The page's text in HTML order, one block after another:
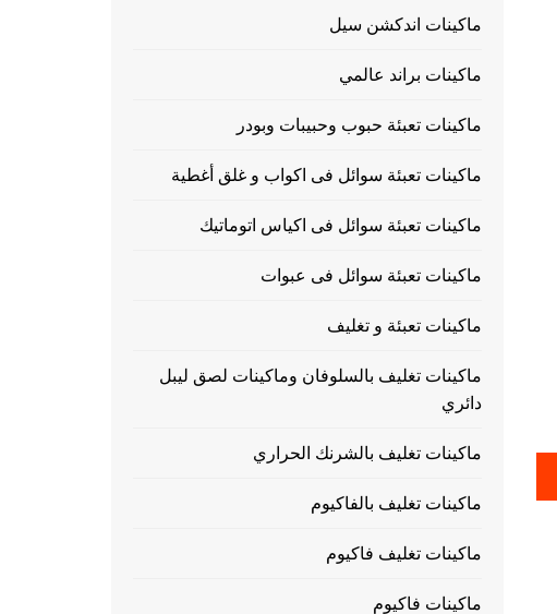
ماكينات اندكشن سيل
ماكينات براند عالمي
ماكينات تعبئة حبوب وحبيبات وبودر
ماكينات تعبئة سوائل فى اكواب و غلق أغطية
ماكينات تعبئة سوائل فى اكياس اتوماتيك
ماكينات تعبئة سوائل فى عبوات
ماكينات تعبئة و تغليف
ماكينات تغليف بالسلوفان وماكينات لصق ليبل
دائري
ماكينات تغليف بالشرنك الحراري
ماكينات تغليف بالفاكيوم
ماكينات تغليف فاكيوم
ماكينات فاكيوم